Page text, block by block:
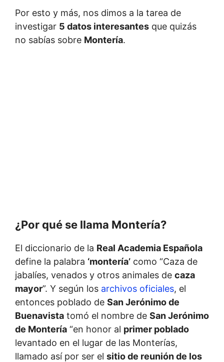
Por esto y más, nos dimos a la tarea de
investigar 5 datos interesantes que quizás
no sabías sobre Montería.
¿Por qué se llama Montería?
El diccionario de la Real Academia Española
define la palabra ‘montería’ como “Caza de
jabalíes, venados y otros animales de caza
mayor”. Y según los archivos oficiales, el
entonces poblado de San Jerónimo de
Buenavista tomó el nombre de San Jerónimo
de Montería “en honor al primer poblado
levantado en el lugar de las Monterías,
llamado así por ser el sitio de reunión de los